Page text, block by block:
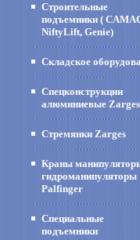
Строительные
подъемники (
NiftyLift, Genie)
Складское
Спецконструкции
алюминиевые Zarges
Стремянки Zarges
Краны
гидроманипуляторы
Palfinger
Специальные
подъемники